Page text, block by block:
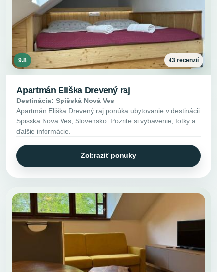
9.8 43 recenzií
Apartmán Eliška Drevený raj
Destinácia: Spišská Nová Ves
Apartmán Eliška Drevený raj ponúka ubytovanie v destinácii
Spišská Nová Ves, Slovensko. Pozrite si vybavenie, fotky a
ďalšie informácie.
Zobraziť ponuky